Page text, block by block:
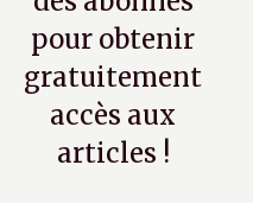
pour obtenir
gratuitement
accès aux
articles !